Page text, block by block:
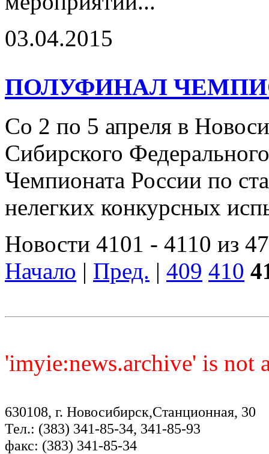
03.04.2015
ПОЛУФИНАЛ
Со 2 по 5 апреля в
Сибирского
Чемпионата России по
нелегких конкурсных
Новости 4101 - 4110 из
Начало | Пред. | 409 410
'imyie:news.archive' is not
630108, г. Новосибирск,Станционная, 30
Тел.: (383) 341-85-34, 341-85-93
факс: (383) 341-85-34